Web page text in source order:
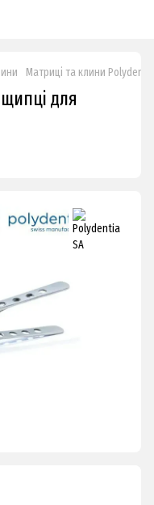
Матриці та клини
для